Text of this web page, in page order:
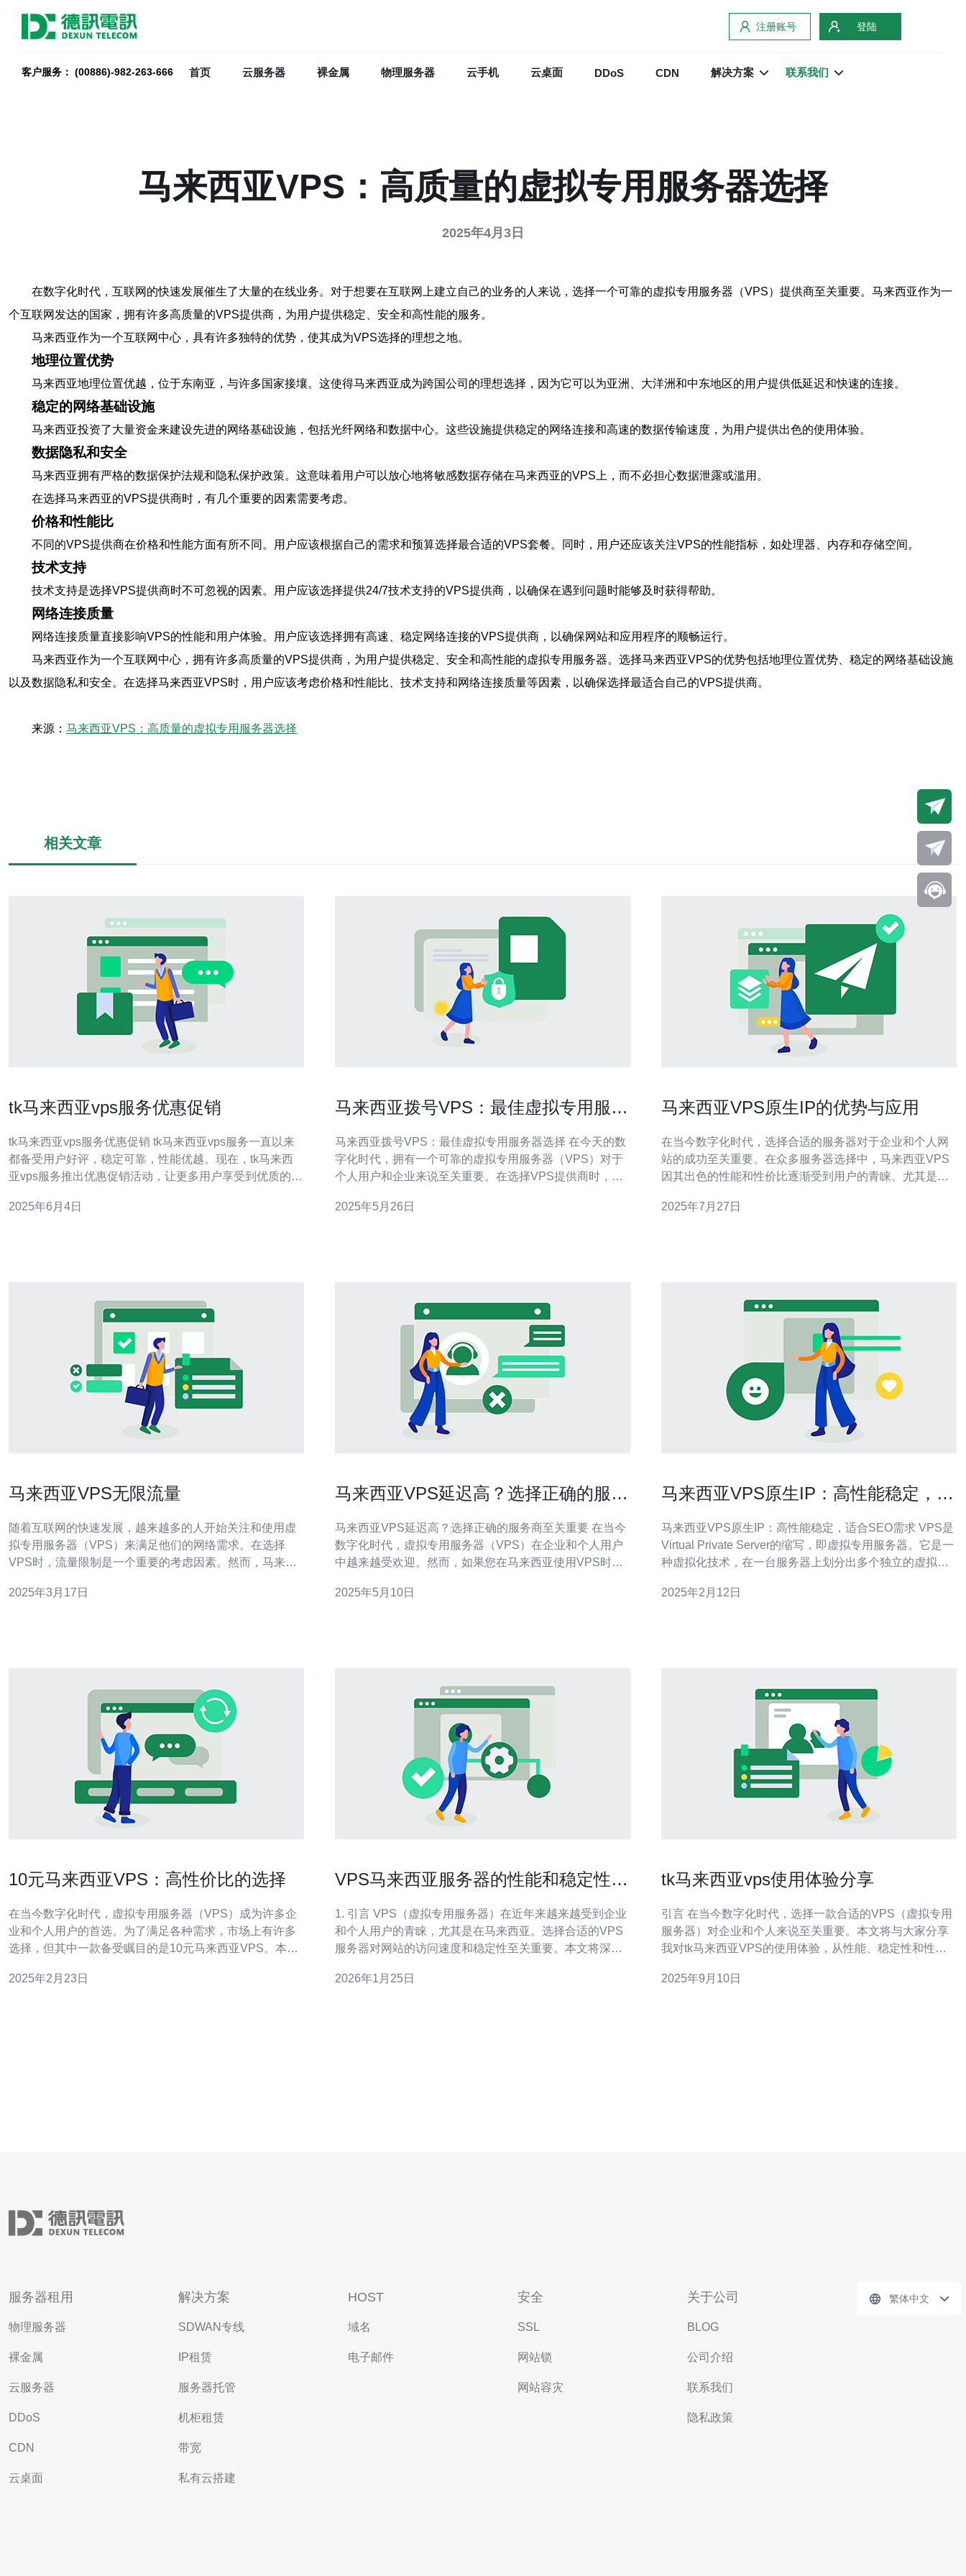
注册账号 登陆
客户服务： (00886)-982-263-666 首页 云服务器 裸金属 物理服务器 云手机 云桌面 DDoS CDN 解决方案 联系我们
马来西亚VPS：高质量的虚拟专用服务器选择
2025年4月3日
在数字化时代，互联网的快速发展催生了大量的在线业务。对于想要在互联网上建立自己的业务的人来说，选择一个可靠的虚拟专用服务器（VPS）提供商至关重要。马来西亚作为一
个互联网发达的国家，拥有许多高质量的VPS提供商，为用户提供稳定、安全和高性能的服务。
马来西亚作为一个互联网中心，具有许多独特的优势，使其成为VPS选择的理想之地。
地理位置优势
马来西亚地理位置优越，位于东南亚，与许多国家接壤。这使得马来西亚成为跨国公司的理想选择，因为它可以为亚洲、大洋洲和中东地区的用户提供低延迟和快速的连接。
稳定的网络基础设施
马来西亚投资了大量资金来建设先进的网络基础设施，包括光纤网络和数据中心。这些设施提供稳定的网络连接和高速的数据传输速度，为用户提供出色的使用体验。
数据隐私和安全
马来西亚拥有严格的数据保护法规和隐私保护政策。这意味着用户可以放心地将敏感数据存储在马来西亚的VPS上，而不必担心数据泄露或滥用。
在选择马来西亚的VPS提供商时，有几个重要的因素需要考虑。
价格和性能比
不同的VPS提供商在价格和性能方面有所不同。用户应该根据自己的需求和预算选择最合适的VPS套餐。同时，用户还应该关注VPS的性能指标，如处理器、内存和存储空间。
技术支持
技术支持是选择VPS提供商时不可忽视的因素。用户应该选择提供24/7技术支持的VPS提供商，以确保在遇到问题时能够及时获得帮助。
网络连接质量
网络连接质量直接影响VPS的性能和用户体验。用户应该选择拥有高速、稳定网络连接的VPS提供商，以确保网站和应用程序的顺畅运行。
马来西亚作为一个互联网中心，拥有许多高质量的VPS提供商，为用户提供稳定、安全和高性能的虚拟专用服务器。选择马来西亚VPS的优势包括地理位置优势、稳定的网络基础设施
以及数据隐私和安全。在选择马来西亚VPS时，用户应该考虑价格和性能比、技术支持和网络连接质量等因素，以确保选择最适合自己的VPS提供商。
来源： 马来西亚VPS：高质量的虚拟专用服务器选择
相关文章
tk马来西亚vps服务优惠促销
tk马来西亚vps服务优惠促销 tk马来西亚vps服务一直以来
都备受用户好评，稳定可靠，性能优越。现在，tk马来西
亚vps服务推出优惠促销活动，让更多用户享受到优质的虚
将提供多种优惠活动，包括： 首次购买VPS服务即可享受
2025年6月4日
马来西亚拨号VPS：最佳虚拟专用服务
马来西亚拨号VPS：最佳虚拟专用服务器选择 在今天的数
字化时代，拥有一个可靠的虚拟专用服务器（VPS）对于
个人用户和企业来说至关重要。在选择VPS提供商时，马
拨号VPS的优势以及为什么它是最佳虚拟专用服务器选
2025年5月26日
马来西亚VPS原生IP的优势与应用
在当今数字化时代，选择合适的服务器对于企业和个人网
站的成功至关重要。在众多服务器选择中，马来西亚VPS
因其出色的性能和性价比逐渐受到用户的青睐。尤其是配
备了多种应用场景，可以说是目前市场上最佳和最便宜的
2025年7月27日
马来西亚VPS无限流量
随着互联网的快速发展，越来越多的人开始关注和使用虚
拟专用服务器（VPS）来满足他们的网络需求。在选择
VPS时，流量限制是一个重要的考虑因素。然而，马来西
大的自由度和灵活性。 马来西亚作为一个亚洲国家，具有
2025年3月17日
马来西亚VPS延迟高？选择正确的服务
马来西亚VPS延迟高？选择正确的服务商至关重要 在当今
数字化时代，虚拟专用服务器（VPS）在企业和个人用户
中越来越受欢迎。然而，如果您在马来西亚使用VPS时遇
来西亚VPS延迟高的原因可能有很多，其中包括服务器位
2025年5月10日
马来西亚VPS原生IP：高性能稳定，适
马来西亚VPS原生IP：高性能稳定，适合SEO需求 VPS是
Virtual Private Server的缩写，即虚拟专用服务器。它是一
种虚拟化技术，在一台服务器上划分出多个独立的虚拟服
来西亚VPS原生IP指的是在马
2025年2月12日
10元马来西亚VPS：高性价比的选择
在当今数字化时代，虚拟专用服务器（VPS）成为许多企
业和个人用户的首选。为了满足各种需求，市场上有许多
选择，但其中一款备受瞩目的是10元马来西亚VPS。本文
择。 当提到虚拟专用服务器时，价格往往是用户最关心的
2025年2月23日
VPS马来西亚服务器的性能和稳定性分
1. 引言 VPS（虚拟专用服务器）在近年来越来越受到企业
和个人用户的青睐，尤其是在马来西亚。选择合适的VPS
服务器对网站的访问速度和稳定性至关重要。本文将深入
案例和数据支持。 2. 马来西亚VPS服务器的性能 马来西亚
2026年1月25日
tk马来西亚vps使用体验分享
引言 在当今数字化时代，选择一款合适的VPS（虚拟专用
服务器）对企业和个人来说至关重要。本文将与大家分享
我对tk马来西亚VPS的使用体验，从性能、稳定性和性价
品。 以下是我对tk马来西亚VPS使用体验的三个精华总
2025年9月10日
服务器租用
物理服务器
裸金属
云服务器
DDoS
CDN
云桌面
解决方案
SDWAN专线
IP租赁
服务器托管
机柜租赁
带宽
私有云搭建
HOST
域名
电子邮件
安全
SSL
网站锁
网站容灾
关于公司
BLOG
公司介绍
联系我们
隐私政策
繁体中文